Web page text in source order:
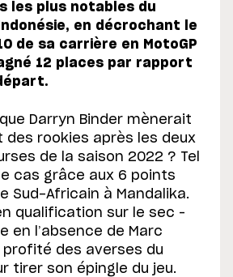
les plus notables du
en décrochant le
de sa carrière en MotoGP
12 places par rapport
Darryn Binder mènerait
des rookies après les deux
de la saison 2022 ? Tel
cas grâce aux 6 points
Sud-Africain à Mandalika.
qualification sur le sec –
en l’absence de Marc
profité des averses du
tirer son épingle du jeu.